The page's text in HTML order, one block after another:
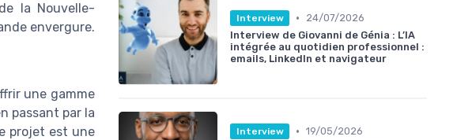
la Nouvelle-
envergure.
une gamme
passant par la
projet est une
Interview •
24/07/2026
Interview de Giovanni de Génia : L’IA
intégrée au quotidien professionnel :
emails, LinkedIn et navigateur
Interview • 19/05/2026